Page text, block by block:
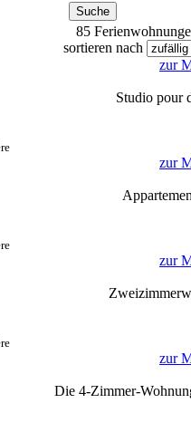
85
sortieren nach
zur
Studio pour
zur
zur
zur
Die 4-Zimmer-